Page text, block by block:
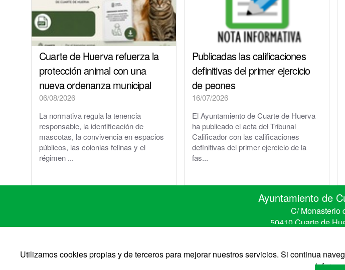
Transporte público
Cuarte de Huerva refuerza la
protección animal con una
nueva ordenanza municipal
06/08/2026
La normativa regula la tenencia
responsable, la identificación de
mascotas, la convivencia en espacios
públicos, las colonias felinas y el
régimen ...
Publicadas las calificaciones
definitivas del primer ejercicio
de peones
16/07/2026
El Ayuntamiento de Cuarte de Huerva
ha publicado el acta del Tribunal
Calificador con las calificaciones
definitivas del primer ejercicio de la
fas...
Ayuntamiento de
C/ Monasterio
50410 Cuarte de
Utilizamos cookies propias y de terceros para mejorar nuestros servicios. Si continua